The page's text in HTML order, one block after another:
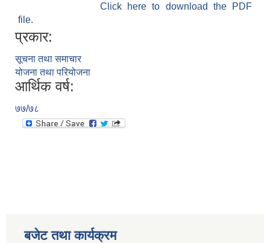
Click here to download the PDF
file.
प्रकार:
सूचना तथा समाचार
योजना तथा परियोजना
आर्थिक वर्ष:
७७/७८
बजेट तथा कार्यक्रम